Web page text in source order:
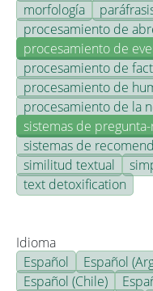
morfología
procesamiento de
procesamiento de
procesamiento de
procesamiento de
procesamiento de la
sistemas de
sistemas de
similitud textual
text detoxification
Idioma
Español
Español
Español (Chile)